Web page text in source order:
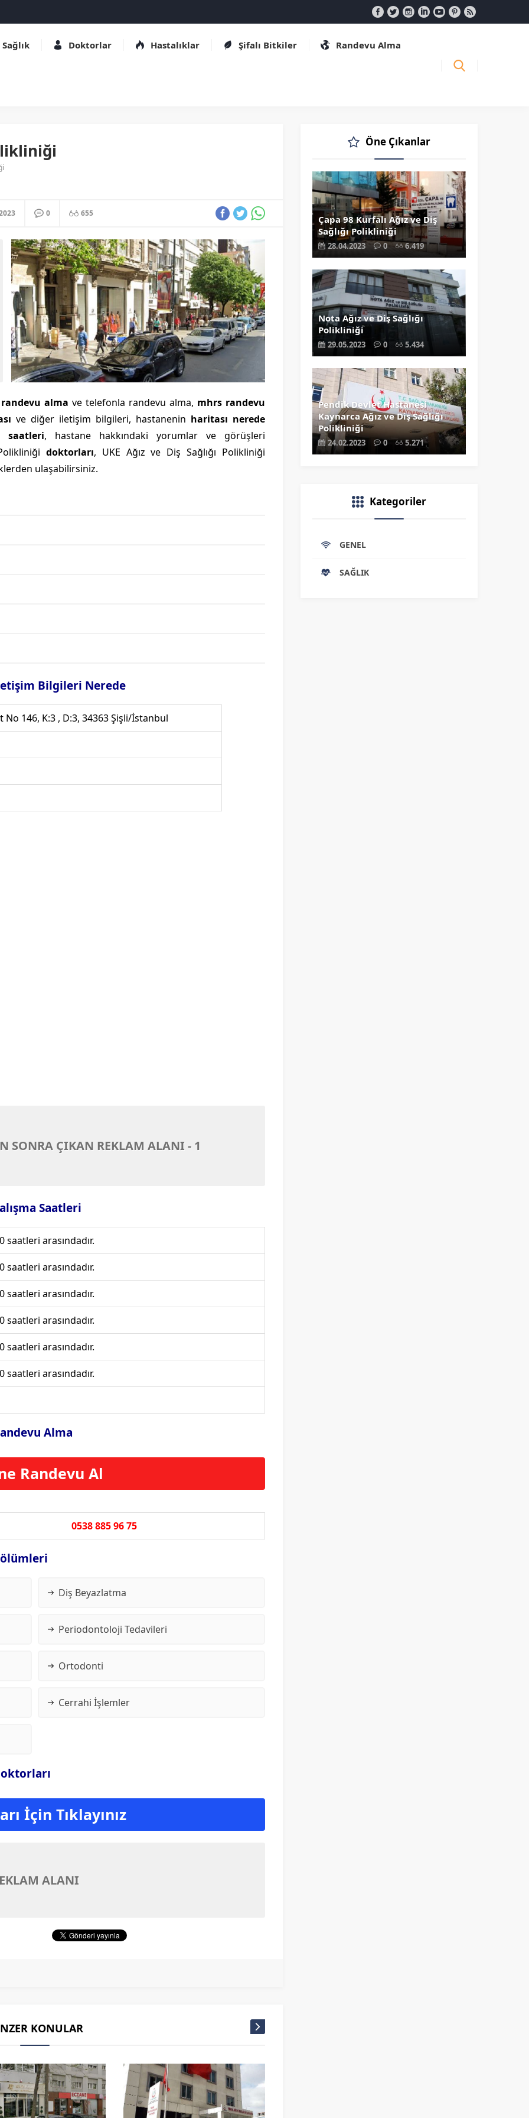
Sağlık Doktorlar Hastalıklar Şifalı Bitkiler Randevu Alma
0 655
randevu alma ve telefonla randevu alma, mhrs randevu
ve diğer iletişim bilgileri, hastanenin haritası nerede
saatleri, hastane hakkındaki yorumlar ve görüşleri
doktorları, UKE Ağız ve Diş Sağlığı Polikliniği
ulaşabilirsiniz.
Bilgileri Nerede
No 146, K:3 , D:3, 34363 Şişli/İstanbul
SONRA ÇIKAN REKLAM ALANI - 1
Saatleri
saatleri arasındadır.
saatleri arasındadır.
saatleri arasındadır.
saatleri arasındadır.
saatleri arasındadır.
saatleri arasındadır.
Alma
Randevu Al
0538 885 96 75
Diş Beyazlatma
Periodontoloji Tedavileri
Ortodonti
Cerrahi İşlemler
İçin Tıklayınız
ALANI
KONULAR
Öne Çıkanlar
Çapa 98 Kurfalı Ağız ve Diş
Sağlığı Polikliniği
28.04.2023 0 6.419
Nota Ağız ve Diş Sağlığı
Polikliniği
29.05.2023 0 5.434
Pendik Devlet Hastanesi
Kaynarca Ağız ve Diş Sağlığı
Polikliniği
24.02.2023 0 5.271
Kategoriler
GENEL
SAĞLIK